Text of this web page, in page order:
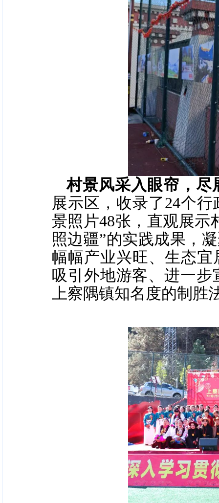
村景风采入眼帘，尽
展示区，收录了24个
景照片48张，直观展示
照边疆”的实践成果，
幅幅产业兴旺、生态
吸引外地游客、进一步
上察隅镇知名度的制胜